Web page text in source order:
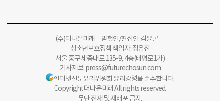
(주)더나은미래 발행인/편집인: 김윤곤
청소년보호정책 책임자: 정유진
서울 중구 세종대로 135-9, 4층(태평로1가)
기사제보:press@futurechosun.com
인터넷신문윤리위원회 윤리강령을 준수합니다.
Copyright 더나은미래 All rights reserved.
무단 전재 및 재배포 금지.